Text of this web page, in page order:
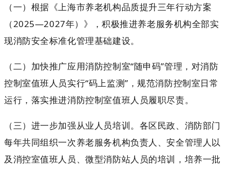
（一）根据《上海市养老机构品质提升三年行动方案
（2025—2027年）》，积极推进养老服务机构全部实
现消防安全标准化管理基础建设。
（二）加快推广应用消防控制室“随申码”管理，对消防
控制室值班人员实行“码上监测”，规范消防控制室日常
运行，落实推进消防控制室值班人员履职尽责。
（三）进一步加强从业人员培训。各区民政、消防部门
每年共同组织一次养老服务机构负责人、安全管理人以
及消控室值班人员、微型消防站人员的培训，培养一批